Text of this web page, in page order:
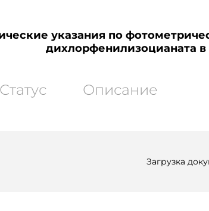
указания по
дихлорфенилизоцианата
Статус Описание
Загрузка